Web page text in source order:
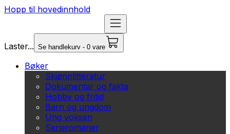
Hopp til hovedinnhold
Laster... Se handlekurv - 0 vare
Bøker
Skjønnlitteratur
Dokumentar og fakta
Hobby og fritid
Barn og ungdom
Ung voksen
Serieromaner